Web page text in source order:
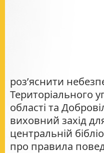
роз’яснити
Територіального
області та
виховний захід
центральній
про правила